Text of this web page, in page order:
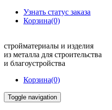
Узнать статус заказа
Корзина(0)
стройматериалы и изделия
из металла для строительства
и благоустройства
Корзина(0)
Toggle navigation